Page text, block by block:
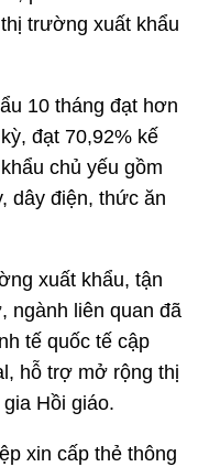
trường xuất khẩu
10 tháng đạt hơn
đạt 70,92% kế
chủ yếu gồm
dây điện, thức ăn
xuất khẩu, tận
ngành liên quan đã
tế quốc tế cập
hỗ trợ mở rộng thị
Hồi giáo.
xin cấp thẻ thông